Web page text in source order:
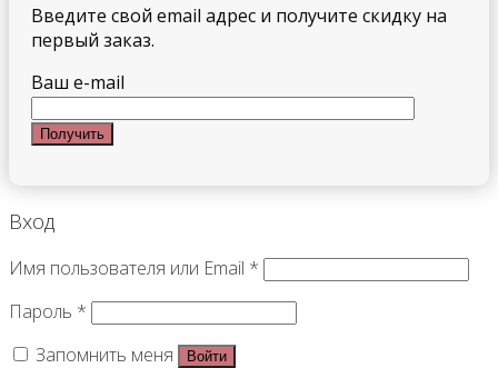
Введите свой email адрес и получите скидку на
первый заказ.
Ваш e-mail
Вход
Имя пользователя или Email *
Пароль *
Запомнить меня
Войти